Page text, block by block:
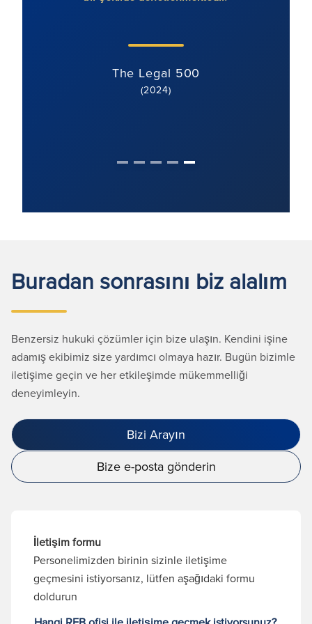
The Legal 500
(2024)
Buradan sonrasını biz alalım
Benzersiz hukuki çözümler için bize ulaşın. Kendini işine
adamış ekibimiz size yardımcı olmaya hazır. Bugün bizimle
iletişime geçin ve her etkileşimde mükemmelliği
deneyimleyin.
Bizi Arayın
Bize e-posta gönderin
İletişim formu
Personelimizden birinin sizinle iletişime
geçmesini istiyorsanız, lütfen aşağıdaki formu
doldurun